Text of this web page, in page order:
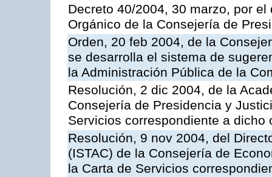
Decreto 40/2004, 30 marzo, por
Orgánico de la Consejería de
Orden, 20 feb 2004, de la
se desarrolla el sistema de
la Administración Pública de la
Resolución, 2 dic 2004, de la
Consejería de Presidencia y
Servicios correspondiente a dicho
Resolución, 9 nov 2004, del
(ISTAC) de la Consejería de
la Carta de Servicios